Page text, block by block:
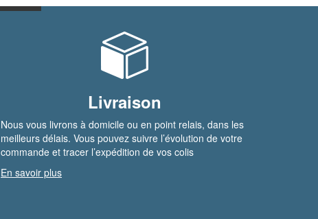
Livraison
Nous vous livrons à domicile ou en point relais, dans les
meilleurs délais. Vous pouvez suivre l’évolution de votre
commande et tracer l’expédition de vos colis
En savoir plus